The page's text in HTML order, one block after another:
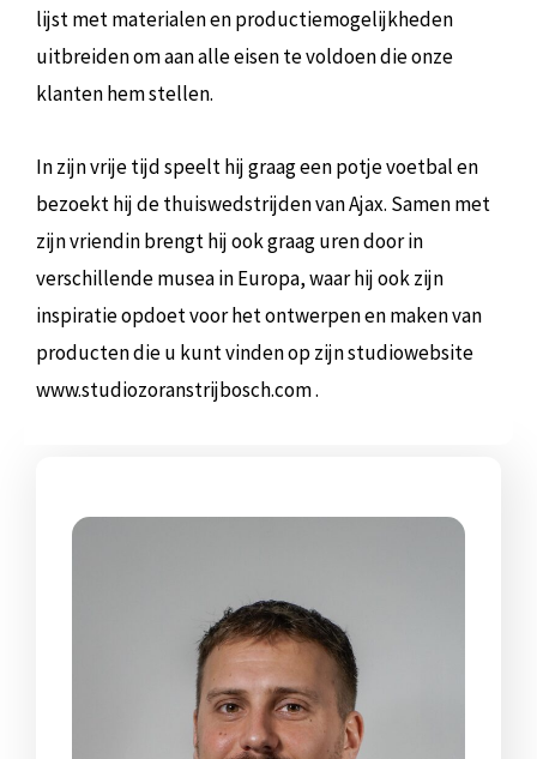
lijst met materialen en productiemogelijkheden
uitbreiden om aan alle eisen te voldoen die onze
klanten hem stellen.
In zijn vrije tijd speelt hij graag een potje voetbal en
bezoekt hij de thuiswedstrijden van Ajax. Samen met
zijn vriendin brengt hij ook graag uren door in
verschillende musea in Europa, waar hij ook zijn
inspiratie opdoet voor het ontwerpen en maken van
producten die u kunt vinden op zijn studiowebsite
www.studiozoranstrijbosch.com .